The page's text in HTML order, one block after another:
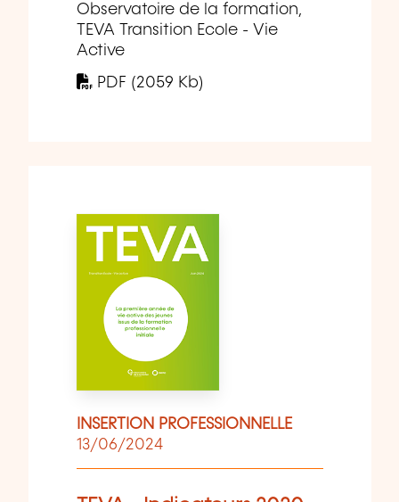
Observatoire de la formation,
TEVA Transition Ecole - Vie
Active
PDF (2059 Kb)
INSERTION PROFESSIONNELLE
13/06/2024